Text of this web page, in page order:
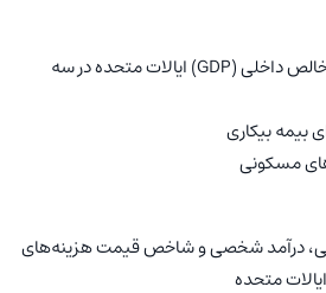
گزارش اولیه تولید ناخالص داخلی (GDP) ایالات متحده در سه
بیمه بیکاری
مسکونی
درآمد شخصی و شاخص قیمت هزینه‌های